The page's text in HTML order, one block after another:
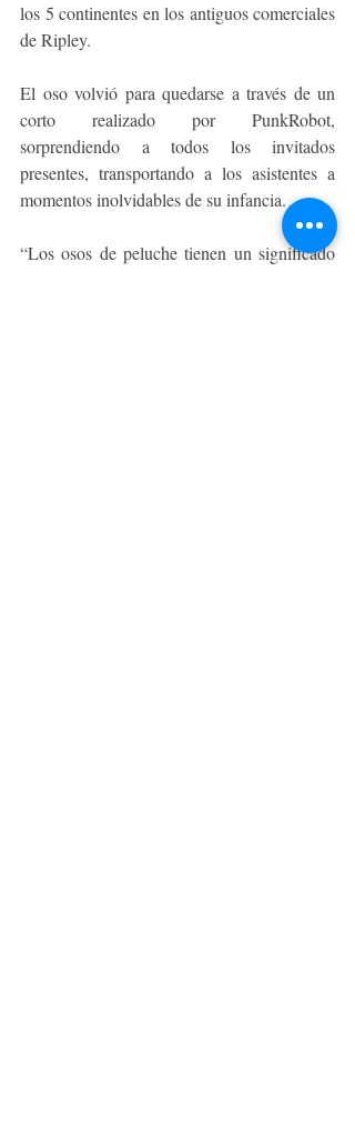
los 5 continentes en los antiguos comerciales
de Ripley.
El oso volvió para quedarse a través de un
corto realizado por PunkRobot,
sorprendiendo a todos los invitados
presentes, transportando a los asistentes a
momentos inolvidables de su infancia.
“Los osos de peluche tienen un significado